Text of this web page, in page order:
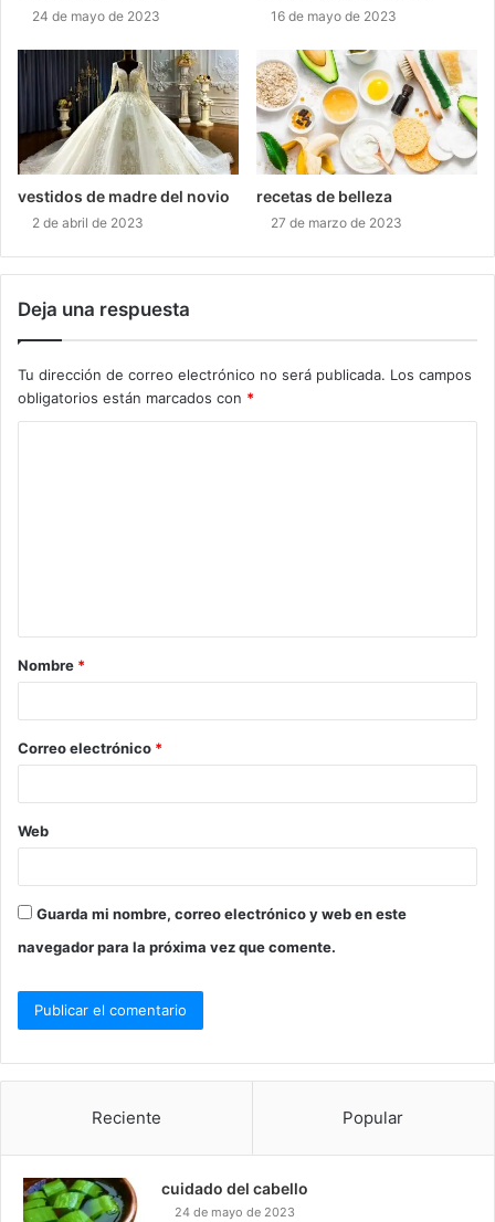
24 de mayo de 2023 16 de mayo de 2023
vestidos de madre del novio
2 de abril de 2023
recetas de belleza
27 de marzo de 2023
Deja una respuesta
Tu dirección de correo electrónico no será publicada. Los campos
obligatorios están marcados con *
a
r
*
Nombre *
Correo electrónico *
Web
Guarda mi nombre, correo electrónico y web en este
navegador para la próxima vez que comente.
Reciente Popular
cuidado del cabello
24 de mayo de 2023